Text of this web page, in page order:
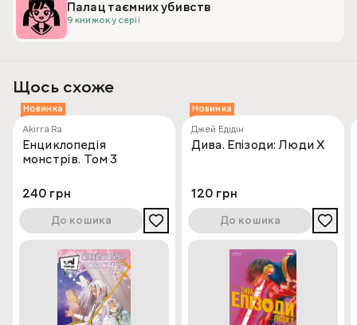
Палац таємних убивств
9 книжок у серії
Щось схоже
Новинка
Akirra Ra
Енциклопедія
монстрів. Том 3
240 грн
До кошика
Новинка
Джей Едідін
Дива. Епізоди: Люди Х
120 грн
До кошика